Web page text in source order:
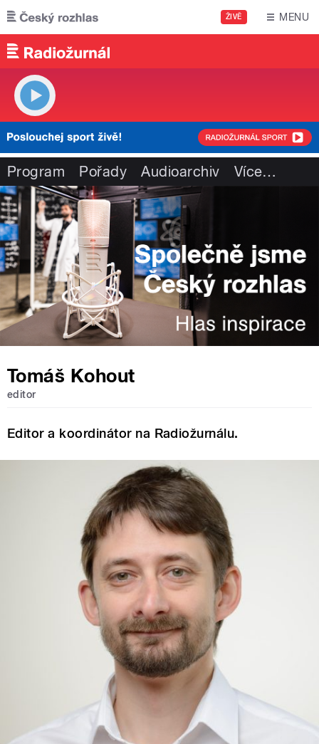
Přejít k hlavnímu obsahu
ŽIVĚ MENU
Program Pořady Audioarchiv Více…
Tomáš Kohout
editor
Editor a koordinátor na Radiožurnálu.